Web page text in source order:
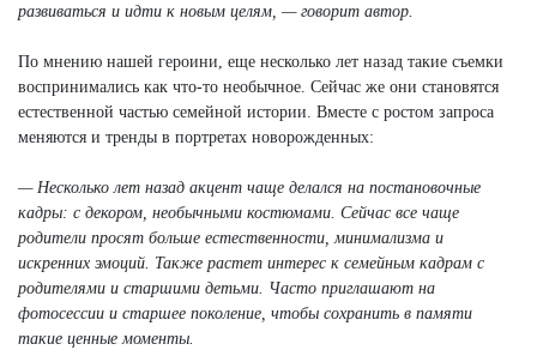
развиваться и идти к новым целям, — говорит автор.
По мнению нашей героини, еще несколько лет назад такие съемки
воспринимались как что-то необычное. Сейчас же они становятся
естественной частью семейной истории. Вместе с ростом запроса
меняются и тренды в портретах новорожденных:
— Несколько лет назад акцент чаще делался на постановочные
кадры: с декором, необычными костюмами. Сейчас все чаще
родители просят больше естественности, минимализма и
искренних эмоций. Также растет интерес к семейным кадрам с
родителями и старшими детьми. Часто приглашают на
фотосессии и старшее поколение, чтобы сохранить в памяти
такие ценные моменты.